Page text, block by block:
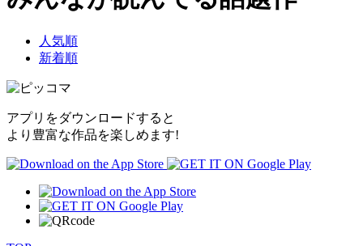
人気順
新着順
アプリをダウンロードすると
より豊富な作品を楽しめます!